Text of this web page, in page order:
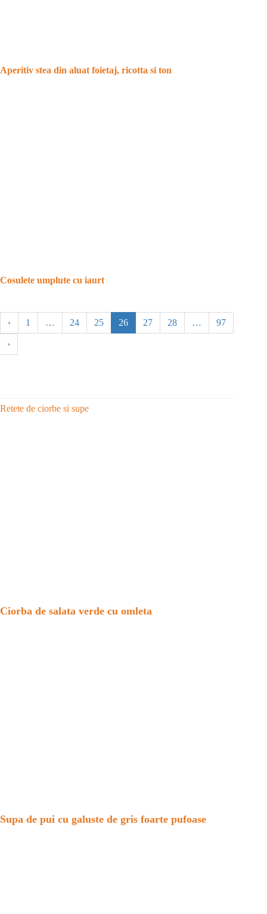
Aperitiv stea din aluat foietaj, ricotta si ton
Cosulete umplute cu iaurt
‹ 1 … 24 25 26 27 28 … 97
›
Retete de ciorbe si supe
Ciorba de salata verde cu omleta
Supa de pui cu galuste de gris foarte pufoase